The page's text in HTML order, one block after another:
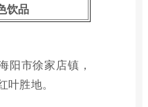
饮品
阳市徐家店镇，
胜地。